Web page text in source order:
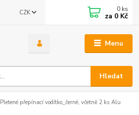
Menu
CZK
Hledat
0 ks
za 0 Kč
Pletené přepínací vodítko_černé, včetně 2 ks Alu